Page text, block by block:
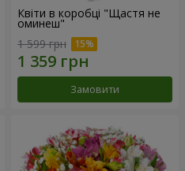
Квіти в коробці "Щастя не
оминеш"
1 599 грн
Замовити